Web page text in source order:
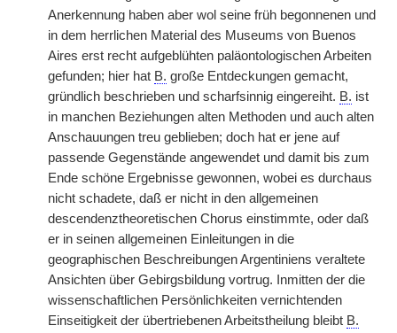
Anerkennung haben aber wol seine früh begonnenen und
in dem herrlichen Material des Museums von Buenos
Aires erst recht aufgeblühten paläontologischen Arbeiten
gefunden; hier hat B. große Entdeckungen gemacht,
gründlich beschrieben und scharfsinnig eingereiht. B. ist
in manchen Beziehungen alten Methoden und auch alten
Anschauungen treu geblieben; doch hat er jene auf
passende Gegenstände angewendet und damit bis zum
Ende schöne Ergebnisse gewonnen, wobei es durchaus
nicht schadete, daß er nicht in den allgemeinen
descendenztheoretischen Chorus einstimmte, oder daß
er in seinen allgemeinen Einleitungen in die
geographischen Beschreibungen Argentiniens veraltete
Ansichten über Gebirgsbildung vortrug. Inmitten der die
wissenschaftlichen Persönlichkeiten vernichtenden
Einseitigkeit der übertriebenen Arbeitstheilung bleibt B.